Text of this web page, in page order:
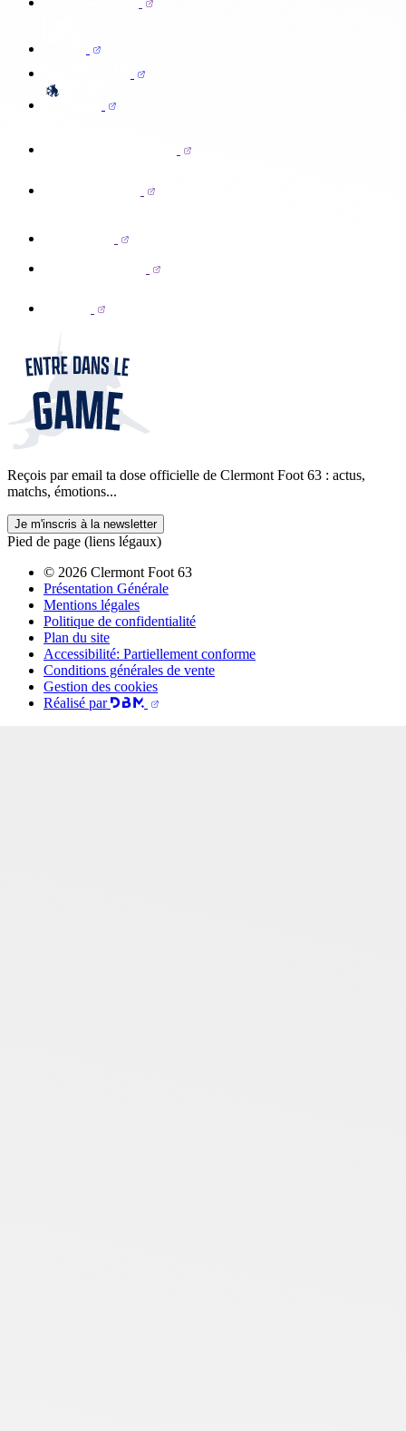
Reçois par email ta dose officielle de Clermont Foot 63 : actus,
matchs, émotions...
Je m'inscris à la newsletter
Pied de page (liens légaux)
© 2026 Clermont Foot 63
Présentation Générale
Mentions légales
Politique de confidentialité
Plan du site
Accessibilité: Partiellement conforme
Conditions générales de vente
Gestion des cookies
Réalisé par